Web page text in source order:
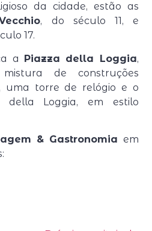
da cidade, estão as
, do século 11, e
17.
a Piazza della Loggia,
de construções
uma torre de relógio e o
della Loggia, em estilo
& Gastronomia em